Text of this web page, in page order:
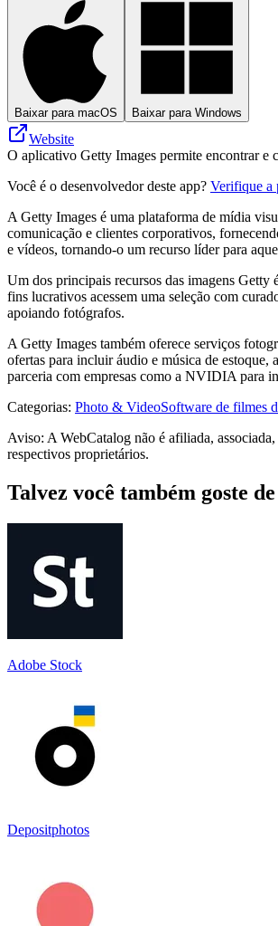
Baixar para macOS Baixar para Windows
Website
O aplicativo Getty Images permite encontrar e
Você é o desenvolvedor deste app? Verifique a
A Getty Images é uma plataforma de mídia
comunicação e clientes corporativos,
e vídeos, tornando-o um recurso líder para
Um dos principais recursos das imagens Getty
fins lucrativos acessem uma seleção com
apoiando fotógrafos.
A Getty Images também oferece serviços
ofertas para incluir áudio e música de
parceria com empresas como a NVIDIA para
Categorias: Photo & VideoSoftware de filmes
Aviso: A WebCatalog não é afiliada,
respectivos proprietários.
Talvez você também goste de
Adobe Stock
Depositphotos